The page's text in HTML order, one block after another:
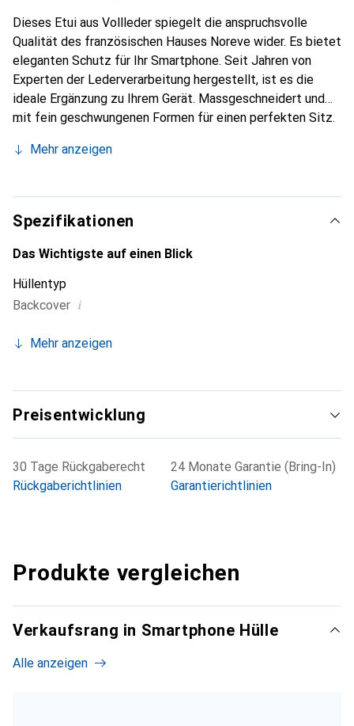
Dieses Etui aus Vollleder spiegelt die anspruchsvolle
Qualität des französischen Hauses Noreve wider. Es bietet
eleganten Schutz für Ihr Smartphone. Seit Jahren von
Experten der Lederverarbeitung hergestellt, ist es die
ideale Ergänzung zu Ihrem Gerät. Massgeschneidert und
mit fein geschwungenen Formen für einen perfekten Sitz.
Smartphone. Die Marke Noreve ist international für ihre
für den anspruchsvollen Kunden.
Mehr anzeigen
Spezifikationen
Das Wichtigste auf einen Blick
Hüllentyp
Backcover i
Mehr anzeigen
Preisentwicklung
30 Tage Rückgaberecht
Rückgaberichtlinien
24 Monate Garantie (Bring-In)
Garantierichtlinien
Produkte vergleichen
Verkaufsrang in Smartphone Hülle
Alle anzeigen